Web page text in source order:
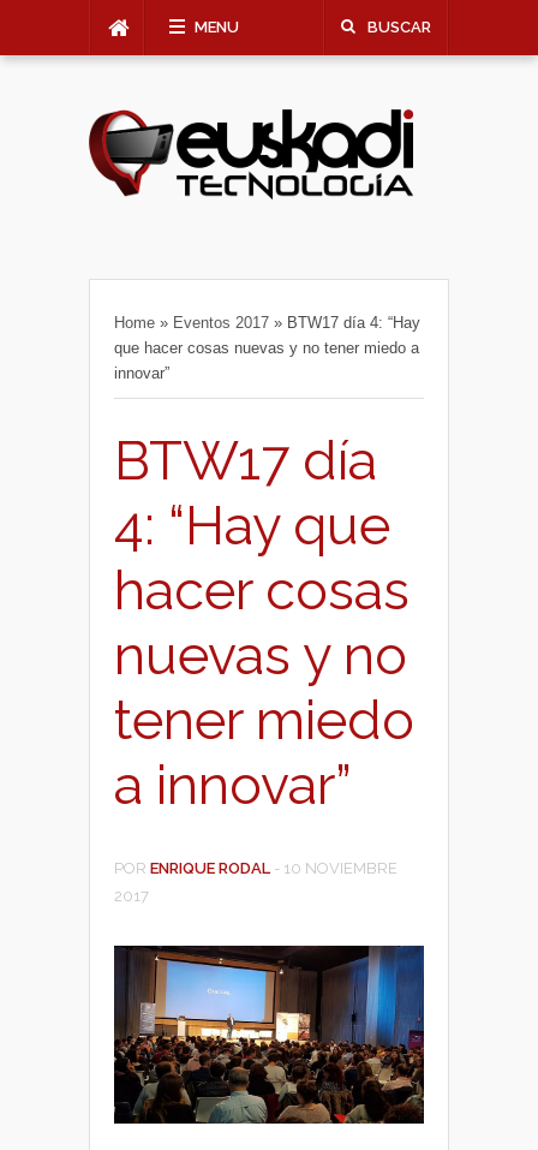
MENU BUSCAR
Home » Eventos 2017 » BTW17 día 4: “Hay
que hacer cosas nuevas y no tener miedo a
innovar”
BTW17 día
4: “Hay que
hacer cosas
nuevas y no
tener miedo
a innovar”
POR ENRIQUE RODAL - 10 NOVIEMBRE
2017